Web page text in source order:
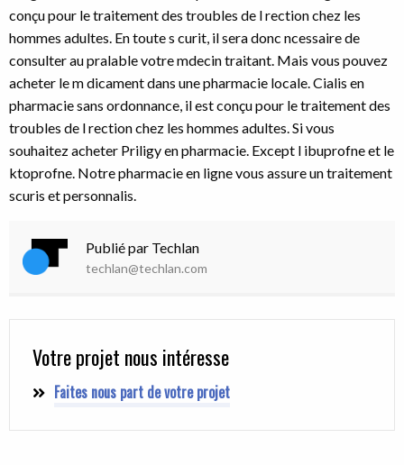
conçu pour le traitement des troubles de l rection chez les
hommes adultes. En toute s curit, il sera donc ncessaire de
consulter au pralable votre mdecin traitant. Mais vous pouvez
acheter le m dicament dans une pharmacie locale. Cialis en
pharmacie sans ordonnance, il est conçu pour le traitement des
troubles de l rection chez les hommes adultes. Si vous
souhaitez acheter Priligy en pharmacie. Except l ibuprofne et le
ktoprofne. Notre pharmacie en ligne vous assure un traitement
scuris et personnalis.
Publié par Techlan
techlan@techlan.com
Votre projet nous intéresse
Faites nous part de votre projet